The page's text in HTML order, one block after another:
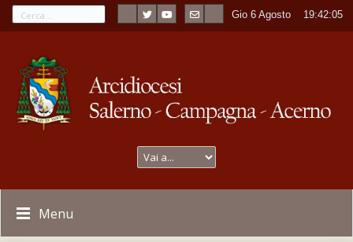
Gio 6 Agosto 19:42:06
Menu